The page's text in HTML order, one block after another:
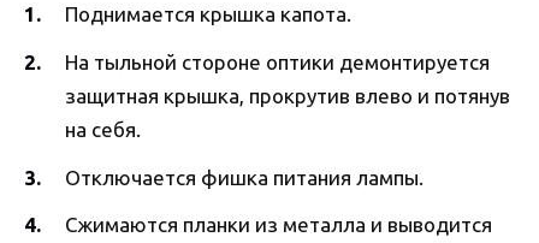
Поднимается крышка капота.
На тыльной стороне оптики демонтируется
защитная крышка, прокрутив влево и потянув
на себя.
Отключается фишка питания лампы.
Сжимаются планки из металла и выводится